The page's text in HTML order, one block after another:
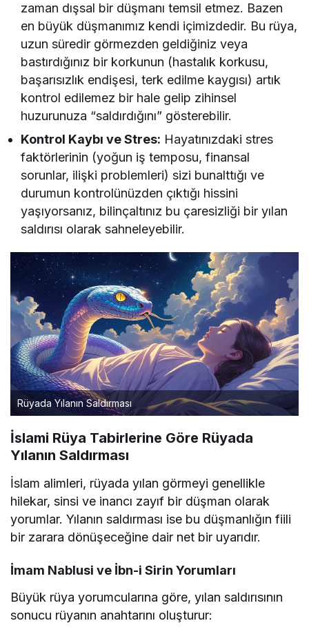
zaman dışsal bir düşmanı temsil etmez. Bazen
en büyük düşmanımız kendi içimizdedir. Bu rüya,
uzun süredir görmezden geldiğiniz veya
bastırdığınız bir korkunun (hastalık korkusu,
başarısızlık endişesi, terk edilme kaygısı) artık
kontrol edilemez bir hale gelip zihinsel
huzurunuza “saldırdığını” gösterebilir.
Kontrol Kaybı ve Stres: Hayatınızdaki stres
faktörlerinin (yoğun iş temposu, finansal
sorunlar, ilişki problemleri) sizi bunalttığı ve
durumun kontrolünüzden çıktığı hissini
yaşıyorsanız, bilinçaltınız bu çaresizliği bir yılan
saldırısı olarak sahneleyebilir.
Rüyada Yılanın Saldırması
İslami Rüya Tabirlerine Göre Rüyada
Yılanın Saldırması
İslam alimleri, rüyada yılan görmeyi genellikle
hilekar, sinsi ve inancı zayıf bir düşman olarak
yorumlar. Yılanın saldırması ise bu düşmanlığın fiili
bir zarara dönüşeceğine dair net bir uyarıdır.
İmam Nablusi ve İbn-i Sirin Yorumları
Büyük rüya yorumcularına göre, yılan saldırısının
sonucu rüyanın anahtarını oluşturur: